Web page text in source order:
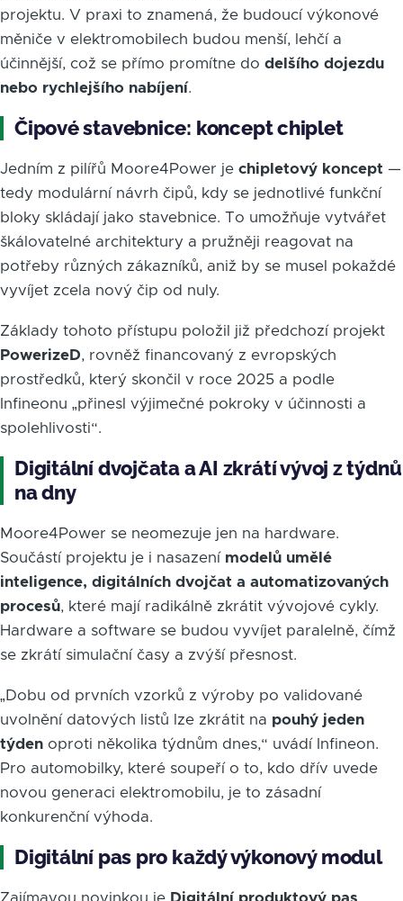
projektu. V praxi to znamená, že budoucí výkonové
měniče v elektromobilech budou menší, lehčí a
účinnější, což se přímo promítne do delšího dojezdu
nebo rychlejšího nabíjení.
Čipové stavebnice: koncept chiplet
Jedním z pilířů Moore4Power je chipletový koncept —
tedy modulární návrh čipů, kdy se jednotlivé funkční
bloky skládají jako stavebnice. To umožňuje vytvářet
škálovatelné architektury a pružněji reagovat na
potřeby různých zákazníků, aniž by se musel pokaždé
vyvíjet zcela nový čip od nuly.
Základy tohoto přístupu položil již předchozí projekt
PowerizeD, rovněž financovaný z evropských
prostředků, který skončil v roce 2025 a podle
Infineonu „přinesl výjimečné pokroky v účinnosti a
spolehlivosti“.
Digitální dvojčata a AI zkrátí vývoj z týdnů
na dny
Moore4Power se neomezuje jen na hardware.
Součástí projektu je i nasazení modelů umělé
inteligence, digitálních dvojčat a automatizovaných
procesů, které mají radikálně zkrátit vývojové cykly.
Hardware a software se budou vyvíjet paralelně, čímž
se zkrátí simulační časy a zvýší přesnost.
„Dobu od prvních vzorků z výroby po validované
uvolnění datových listů lze zkrátit na pouhý jeden
týden oproti několika týdnům dnes,“ uvádí Infineon.
Pro automobilky, které soupeří o to, kdo dřív uvede
novou generaci elektromobilu, je to zásadní
konkurenční výhoda.
Digitální pas pro každý výkonový modul